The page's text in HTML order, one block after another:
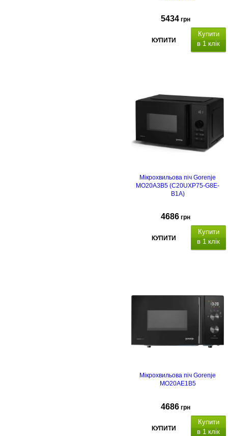
5434 грн
КУПИТИ
Купити
в 1 клік
Мікрохвильова піч Gorenje
MO20A3B5 (C20UXP75-G8E-
B1A)
4686 грн
КУПИТИ
Купити
в 1 клік
Мікрохвильова піч Gorenje
MO20AE1B5
4686 грн
КУПИТИ
Купити
в 1 клік